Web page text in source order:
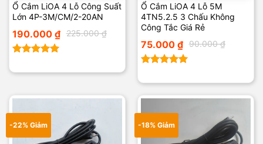
Ổ Cắm LiOA 4 Lỗ Công Suất
Lớn 4P-3M/CM/2-20AN
hạng5.00
225.000₫
Giá
gốc
là:
225.000 ₫.
190.000 ₫
Giá
hiện
tại
là:
Ổ Cắm LiOA 4 Lỗ 5M
4TN5.2.5 3 Chấu Không
Công Tắc Giá Rẻ
hạng5.00
90.000₫
Giá
gốc
là:
90.000 ₫.
75.000 ₫
Giá
hiện
tại
là:
-22% Giảm -18% Giảm